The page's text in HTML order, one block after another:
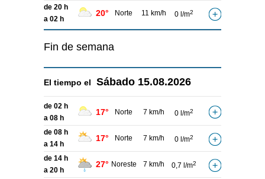
de 20 h
a 02 h
20° Norte 11 km/h 0 l/m2
Fin de semana
El tiempo el Sábado 15.08.2026
de 02 h
a 08 h
17° Norte 7 km/h 0 l/m2
de 08 h
a 14 h
17° Norte 7 km/h 0 l/m2
de 14 h
a 20 h
27° Noreste 7 km/h 0,7 l/m2